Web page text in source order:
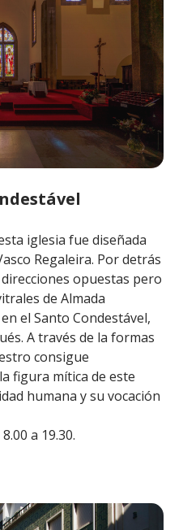
iglesia fue diseñada
Regaleira. Por detrás
opuestas pero
de Almada
el Santo Condestável,
A través de la formas
consigue
figura mítica de este
humana y su vocación
a 19.30.